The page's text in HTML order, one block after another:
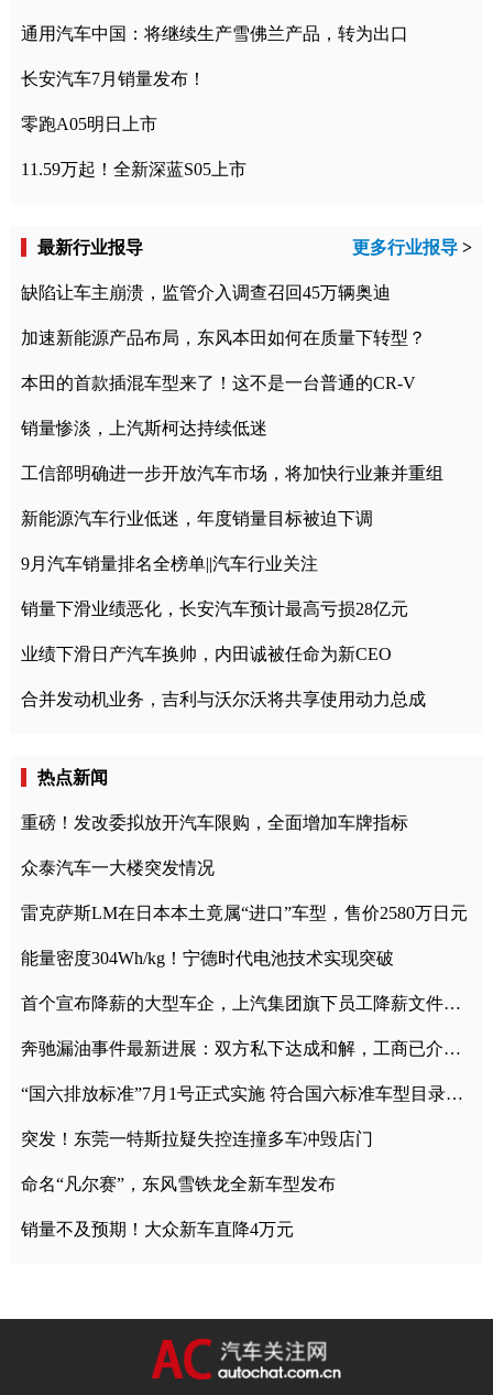
通用汽车中国：将继续生产雪佛兰产品，转为出口
长安汽车7月销量发布！
零跑A05明日上市
11.59万起！全新深蓝S05上市
最新行业报导 更多行业报导 >
缺陷让车主崩溃，监管介入调查召回45万辆奥迪
加速新能源产品布局，东风本田如何在质量下转型？
本田的首款插混车型来了！这不是一台普通的CR-V
销量惨淡，上汽斯柯达持续低迷
工信部明确进一步开放汽车市场，将加快行业兼并重组
新能源汽车行业低迷，年度销量目标被迫下调
9月汽车销量排名全榜单||汽车行业关注
销量下滑业绩恶化，长安汽车预计最高亏损28亿元
业绩下滑日产汽车换帅，内田诚被任命为新CEO
合并发动机业务，吉利与沃尔沃将共享使用动力总成
热点新闻
重磅！发改委拟放开汽车限购，全面增加车牌指标
众泰汽车一大楼突发情况
雷克萨斯LM在日本本土竟属“进口”车型，售价2580万日元
能量密度304Wh/kg！宁德时代电池技术实现突破
首个宣布降薪的大型车企，上汽集团旗下员工降薪文件曝光
奔驰漏油事件最新进展：双方私下达成和解，工商已介入调查
“国六排放标准”7月1号正式实施 符合国六标准车型目录一览
突发！东莞一特斯拉疑失控连撞多车冲毁店门
命名“凡尔赛”，东风雪铁龙全新车型发布
销量不及预期！大众新车直降4万元